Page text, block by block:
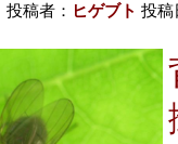
投稿者： ヒゲブト 投稿